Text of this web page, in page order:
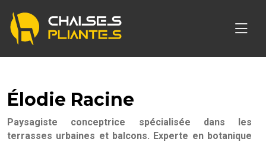
Élodie Racine
Paysagiste conceptrice spécialisée dans les
terrasses urbaines et balcons. Experte en botanique